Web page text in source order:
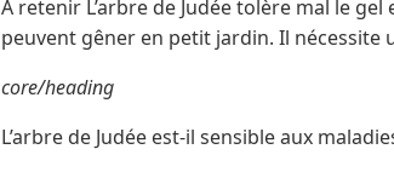
À retenir L’arbre de Judée tolère mal le
peuvent gêner en petit jardin. Il
core/heading
L’arbre de Judée est-il sensible aux